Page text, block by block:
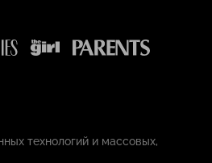
технологий и массовых,